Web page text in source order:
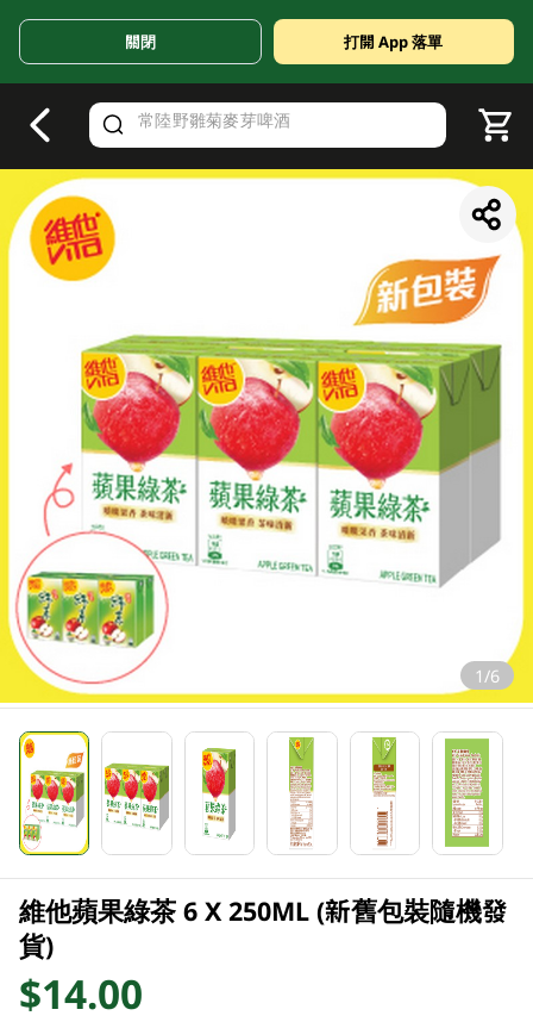
Valid Until 30 June 2026
關閉 打開 App 落單
1/6
維他蘋果綠茶 6 X 250ML (新舊包裝隨機發
貨)
$14.00